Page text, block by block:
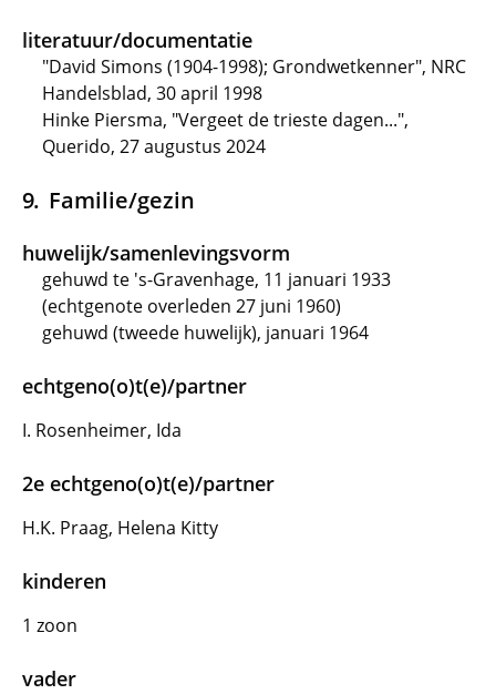
literatuur/documentatie
"David Simons (1904-1998); Grondwetkenner", NRC
Handelsblad, 30 april 1998
Hinke Piersma, "Vergeet de trieste dagen...",
Querido, 27 augustus 2024
Familie/gezin
huwelijk/samenlevingsvorm
gehuwd te 's-Gravenhage, 11 januari 1933
(echtgenote overleden 27 juni 1960)
gehuwd (tweede huwelijk), januari 1964
echtgeno(o)t(e)/partner
I. Rosenheimer, Ida
2e echtgeno(o)t(e)/partner
H.K. Praag, Helena Kitty
kinderen
1 zoon
vader